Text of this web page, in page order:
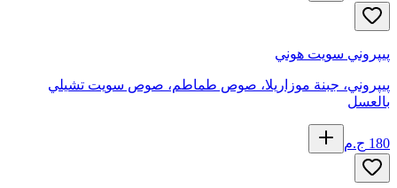
پيپروني سويت هوني
پيپروني، جبنة موزاريلا، صوص طماطم، صوص سويت تشيلي
بالعسل
180 ج.م